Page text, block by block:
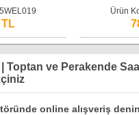
TL
Ürün
Toptan ve Perakende
online alışveriş